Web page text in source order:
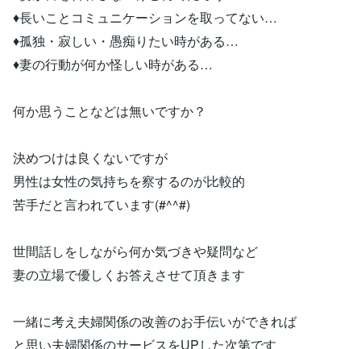
♦長いことコミュニケーションを取ってない…
♦孤独・寂しい・愚痴りたい時がある…
♦妻の行動が何か怪しい時がある…
何か思うことなどは無いですか？
決めつけは良くないですが
男性は女性の気持ちを察するのが比較的
苦手だと言われています(#^^#)
世間話しをしながら何か気づきや疑問など
妻の立場で優しくお答えさせて頂きます
一緒に考え夫婦関係の改善のお手伝いができれば
と思い夫婦関係のサービスをUPした次第です